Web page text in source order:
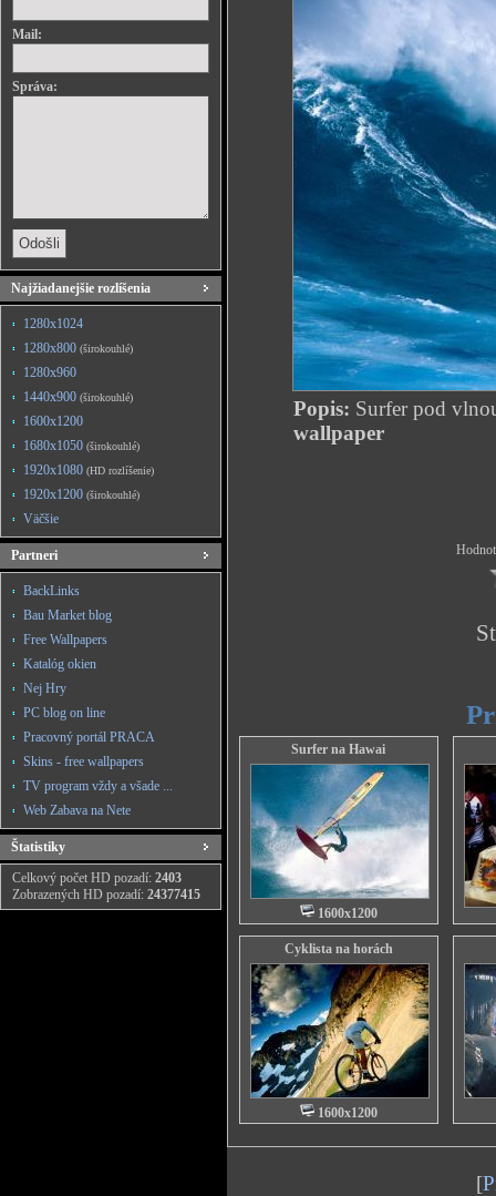
Mail:
Správa:
Najžiadanejšie rozlíšenia
1280x1024
1280x800 (širokouhlé)
1280x960
1440x900 (širokouhlé)
1600x1200
1680x1050 (širokouhlé)
1920x1080 (HD rozlíšenie)
1920x1200 (širokouhlé)
Väčšie
Partneri
BackLinks
Bau Market blog
Free Wallpapers
Katalóg okien
Nej Hry
PC blog on line
Pracovný portál PRACA
Skins - free wallpapers
TV program vždy a všade ...
Web Zabava na Nete
Štatistiky
Celkový počet HD pozadí: 2403
Zobrazených HD pozadí: 24377415
Popis: Surfer pod
wallpaper
Surfer na Hawai
1600x1200
Cyklista na horách
1600x1200
[